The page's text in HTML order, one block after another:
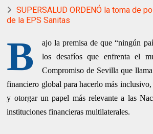
SUPERSALUD ORDENÓ la toma de
de la EPS Sanitas
B
ajo la premisa de que “ningún
los desafíos que enfrenta el
Compromiso de Sevilla que
financiero global para hacerlo más
y otorgar un papel más relevante a las
instituciones financieras multilaterales.